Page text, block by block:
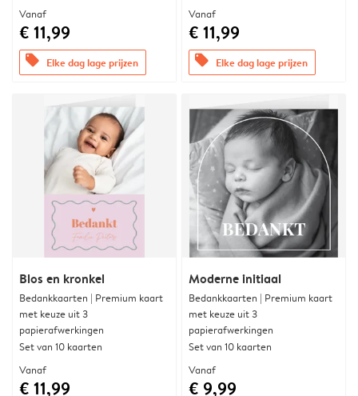
Vanaf
€ 11,99
offers Elke dag lage prijzen
Vanaf
€ 11,99
offers Elke dag lage prijzen
Blos en kronkel
Bedankkaarten | Premium kaart
met keuze uit 3
papierafwerkingen
Set van 10 kaarten
Vanaf
€ 11,99
Moderne initiaal
Bedankkaarten | Premium kaart
met keuze uit 3
papierafwerkingen
Set van 10 kaarten
Vanaf
€ 9,99